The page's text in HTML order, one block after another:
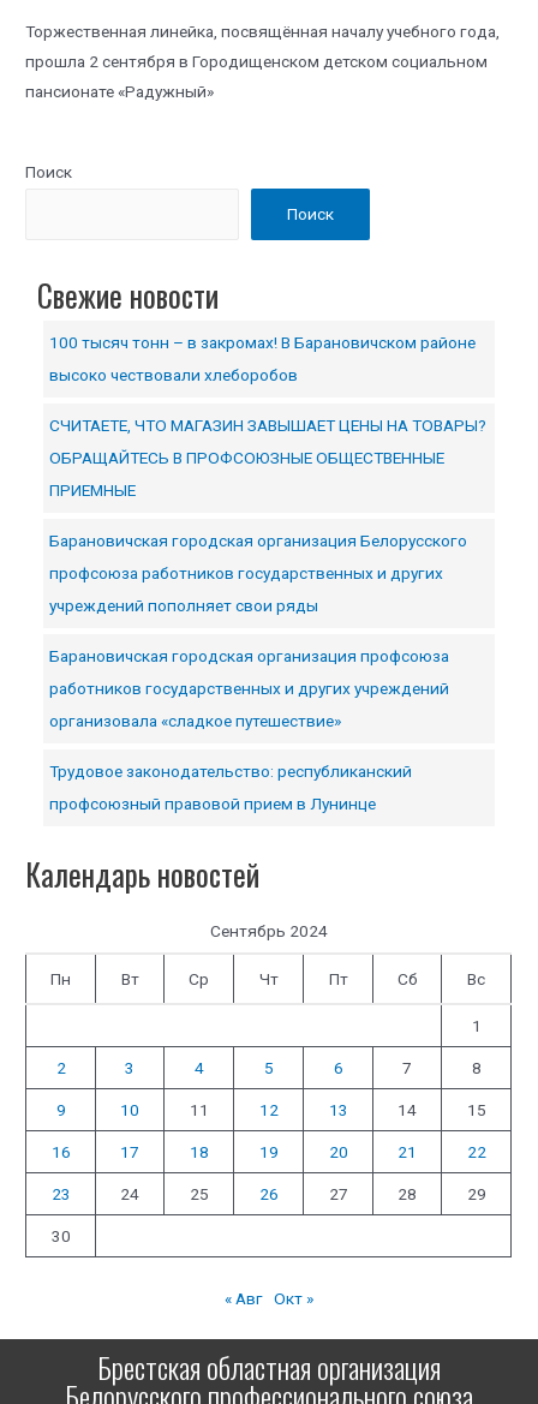
Торжественная линейка, посвящённая началу учебного года,
прошла 2 сентября в Городищенском детском социальном
пансионате «Радужный»
Поиск
Поиск
Свежие новости
100 тысяч тонн – в закромах! В Барановичском районе
высоко чествовали хлеборобов
СЧИТАЕТЕ, ЧТО МАГАЗИН ЗАВЫШАЕТ ЦЕНЫ НА ТОВАРЫ?
ОБРАЩАЙТЕСЬ В ПРОФСОЮЗНЫЕ ОБЩЕСТВЕННЫЕ
ПРИЕМНЫЕ
Барановичская городская организация Белорусского
профсоюза работников государственных и других
учреждений пополняет свои ряды
Барановичская городская организация профсоюза
работников государственных и других учреждений
организовала «сладкое путешествие»
Трудовое законодательство: республиканский
профсоюзный правовой прием в Лунинце
Календарь новостей
Сентябрь 2024
Пн Вт Ср Чт Пт Сб Вс
1
2 3 4 5 6 7 8
9 10 11 12 13 14 15
16 17 18 19 20 21 22
23 24 25 26 27 28 29
30
« Авг Окт »
Брестская областная организация